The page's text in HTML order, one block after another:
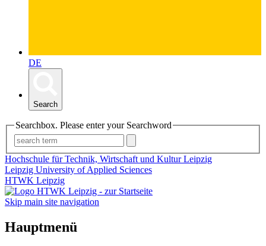
DE
Search
Searchbox. Please enter your Searchword
Hochschule für Technik, Wirtschaft und Kultur Leipzig
Leipzig University of Applied Sciences
HTWK Leipzig
Skip main site navigation
Hauptmenü